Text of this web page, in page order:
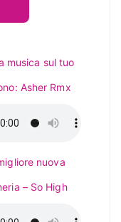
musica sul tuo
Asher Rmx
nuova
– So High